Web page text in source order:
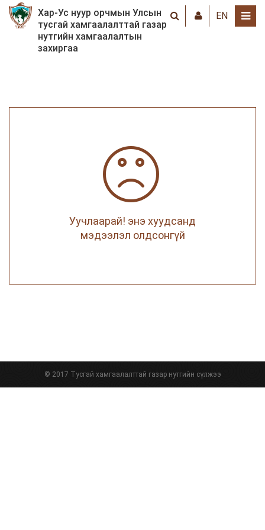
Хар-Ус нуур орчмын Улсын
тусгай хамгаалалттай газар
нутгийн хамгаалалтын
захиргаа
EN
Уучлаарай! энэ хуудсанд
мэдээлэл олдсонгүй
© 2017 Тусгай хамгаалалттай газар нутгийн сүлжээ